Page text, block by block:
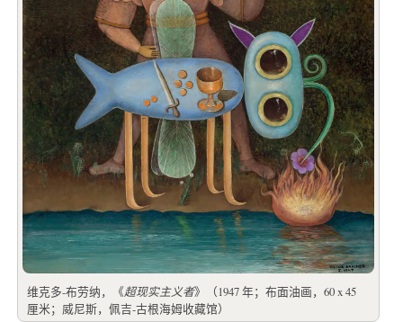
维克多-布劳纳，《超现实主义者》（1947 年；布面油画，60 x 45
厘米；威尼斯，佩吉-古根海姆收藏馆）